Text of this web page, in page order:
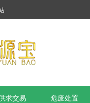
求交易 危废处置